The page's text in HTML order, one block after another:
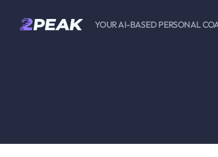
YOUR AI-BASED PERSONAL